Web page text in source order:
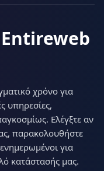
Entireweb
χρόνο για
υπηρεσίες,
Ελέγξτε αν
παρακολουθήστε
για
κατάστασής μας.